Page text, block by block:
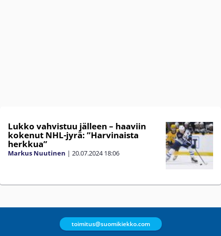
Lukko vahvistuu jälleen – haaviin
kokenut NHL-jyrä: ”Harvinaista
herkkua”
Markus Nuutinen | 20.07.2024 18:06
toimitus@suomikiekko.com